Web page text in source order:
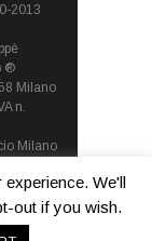
2013
®
Milano
n.
Milano
We'll
out if you wish.